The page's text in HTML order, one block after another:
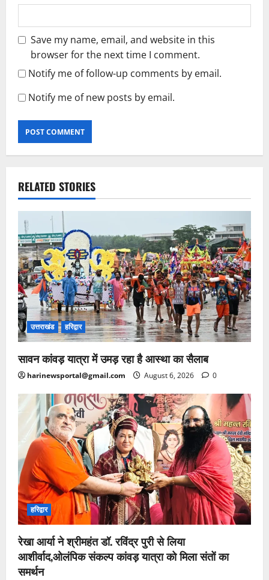
Save my name, email, and website in this
browser for the next time I comment.
Notify me of follow-up comments by email.
Notify me of new posts by email.
RELATED STORIES
उत्तराखंड हरिद्वार
सावन कांवड़ यात्रा में उमड़ रहा है आस्था का सैलाब
harinewsportal@gmail.com August 6, 2026 0
हरिद्वार
रेखा आर्या ने श्रीमहंत डॉ. रविंद्र पुरी से लिया
आशीर्वाद,ओलंपिक संकल्प कांवड़ यात्रा को मिला संतों का
समर्थन